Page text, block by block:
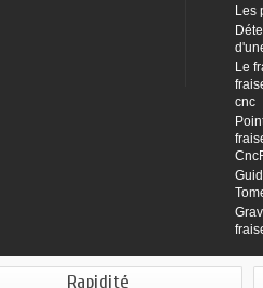
Les
Le
cnc
Rapidité